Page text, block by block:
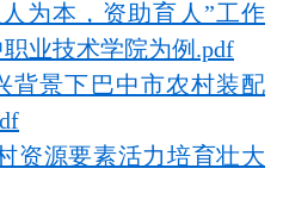
人为本，资助育人”工作
业技术学院为例.pdf
背景下巴中市农村装配
资源要素活力培育壮大